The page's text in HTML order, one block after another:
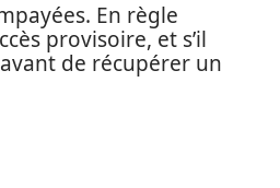
En règle
provisoire, et s’il
de récupérer un